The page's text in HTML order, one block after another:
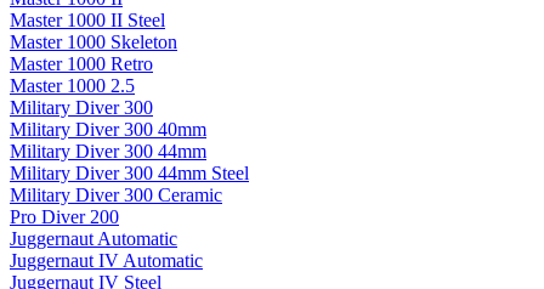
Master 1000 II Steel
Master 1000 Skeleton
Master 1000 Retro
Master 1000 2.5
Military Diver 300
Military Diver 300 40mm
Military Diver 300 44mm
Military Diver 300 44mm Steel
Military Diver 300 Ceramic
Pro Diver 200
Juggernaut Automatic
Juggernaut IV Automatic
Juggernaut IV Steel